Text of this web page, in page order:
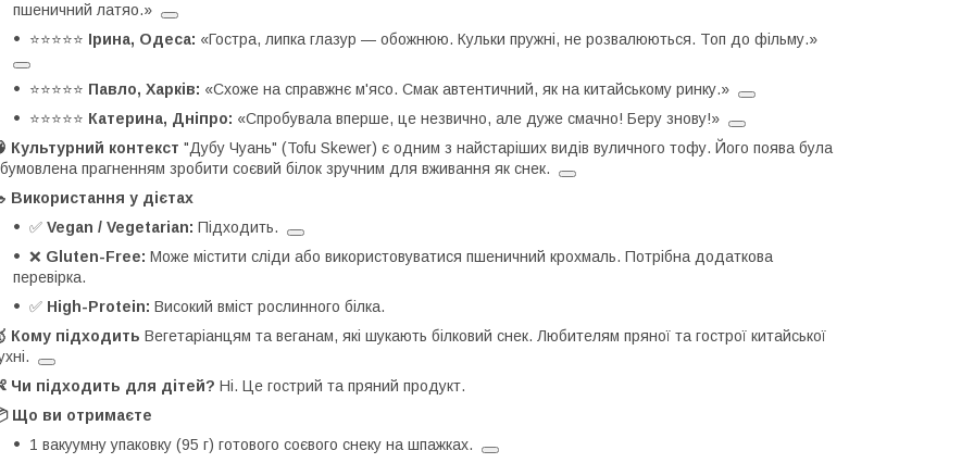
пшеничний латяо.»
⭐️⭐️⭐️⭐️⭐️ Ірина, Одеса: «Гостра, липка глазур — обожнюю. Кульки пружні, не розвалюються. Топ до фільму.»
⭐️⭐️⭐️⭐️⭐️ Павло, Харків: «Схоже на справжнє м'ясо. Смак автентичний, як на китайському ринку.»
⭐️⭐️⭐️⭐️⭐️ Катерина, Дніпро: «Спробувала вперше, це незвично, але дуже смачно! Беру знову!»
Культурний контекст "Дубу Чуань" (Tofu Skewer) є одним з найстаріших видів вуличного тофу. Його поява була
прагненням зробити соєвий білок зручним для вживання як снек.
Використання у дієтах
✅ Vegan / Vegetarian: Підходить.
❌ Gluten-Free: Може містити сліди або використовуватися пшеничний крохмаль. Потрібна додаткова
перевірка.
✅ High-Protein: Високий вміст рослинного білка.
Кому підходить Вегетаріанцям та веганам, які шукають білковий снек. Любителям пряної та гострої китайської
Чи підходить для дітей? Ні. Це гострий та пряний продукт.
Що ви отримаєте
1 вакуумну упаковку (95 г) готового соєвого снеку на шпажках.